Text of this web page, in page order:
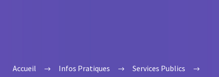
Accueil Infos Pratiques
Services Publics